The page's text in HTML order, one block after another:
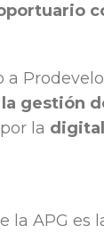
gestión
la
la APG es